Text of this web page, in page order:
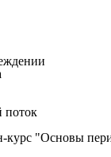
поток
курс "Основы